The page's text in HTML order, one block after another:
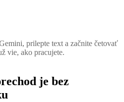
prilepte text a začnite četovať
vie, ako pracujete.
je bez